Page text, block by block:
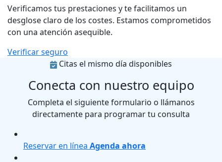
Verificamos tus prestaciones y te facilitamos un
desglose claro de los costes. Estamos comprometidos
con una atención asequible.
Verificar seguro
Citas el mismo día disponibles
Conecta con nuestro equipo
Completa el siguiente formulario o llámanos
directamente para programar tu consulta
Reservar en línea Agenda ahora